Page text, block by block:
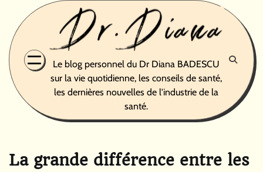
content
Le blog personnel du Dr Diana BADESCU
sur la vie quotidienne, les conseils de santé,
les dernières nouvelles de l'industrie de la
santé.
La grande différence entre les